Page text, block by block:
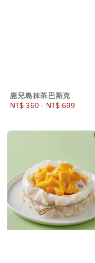
鹿兒島抹茶巴斯克
Regular
NT$ 360 - NT$ 699